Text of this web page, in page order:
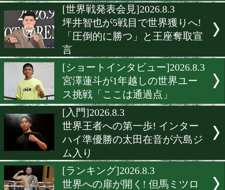
[告知]2026.8.4
日本ユース王者・丸元大五
初出演! 「だいごのNO
NO LIFE」配信中
[インタビュー]2026.8.4
KOへの本能を武器に――
大が聖地・後楽園ホールで
獲りへ
[世界戦発表会見]2026.8.3
西田凌佑vsグッドマン! 世
級制覇と未来を懸けた決戦